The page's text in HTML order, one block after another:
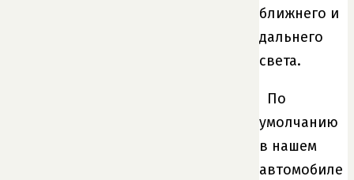
ближнего и
дальнего
света.
По
умолчанию
в нашем
автомобиле